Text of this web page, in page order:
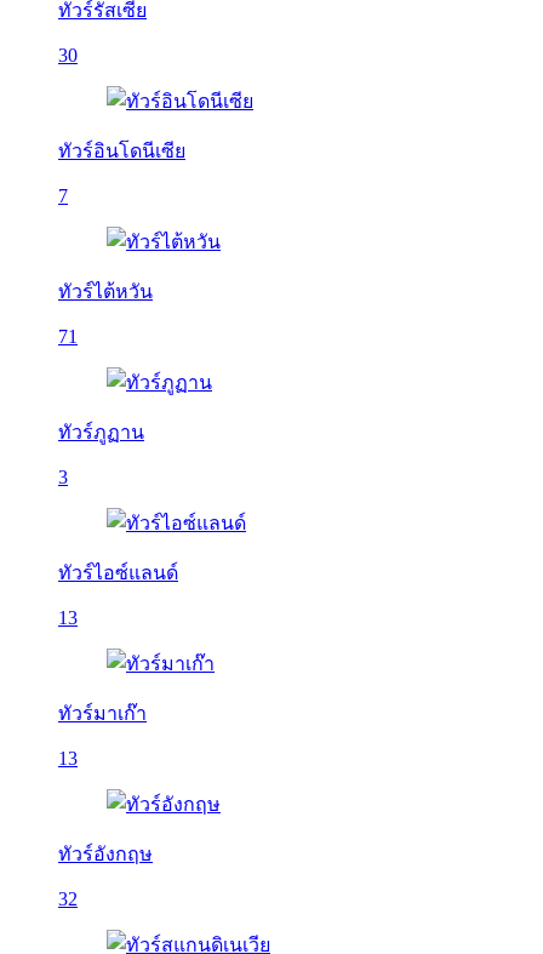
ทัวร์รัสเซีย
30
ทัวร์อินโดนีเซีย
7
ทัวร์ไต้หวัน
71
ทัวร์ภูฏาน
3
ทัวร์ไอซ์แลนด์
13
ทัวร์มาเก๊า
13
ทัวร์อังกฤษ
32